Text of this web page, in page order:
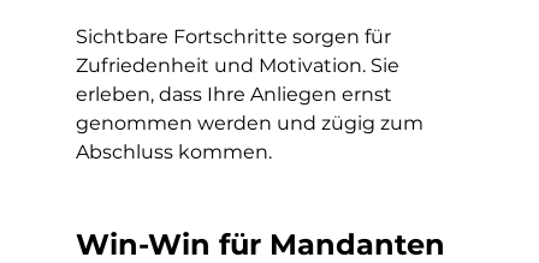
Sichtbare Fortschritte sorgen für
Zufriedenheit und Motivation. Sie
erleben, dass Ihre Anliegen ernst
genommen werden und zügig zum
Abschluss kommen.
Win-Win für Mandanten